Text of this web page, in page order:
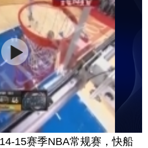
15赛季NBA常规赛，快船